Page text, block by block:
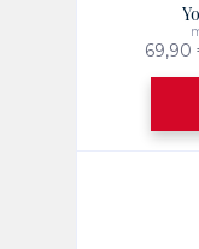
69,90